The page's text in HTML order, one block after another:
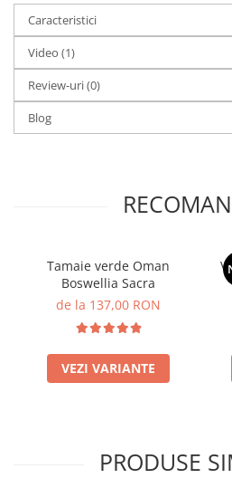
Caracteristici
Video (1)
Review-uri(0)
Blog
Tamaie verde Oman
Boswellia Sacra
de la 137,00 RON
VEZI VARIANTE
PRODUSE